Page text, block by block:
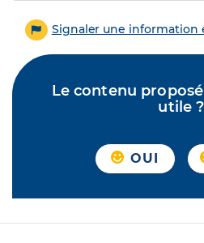
Signaler une information
Le contenu
utile ?
OUI